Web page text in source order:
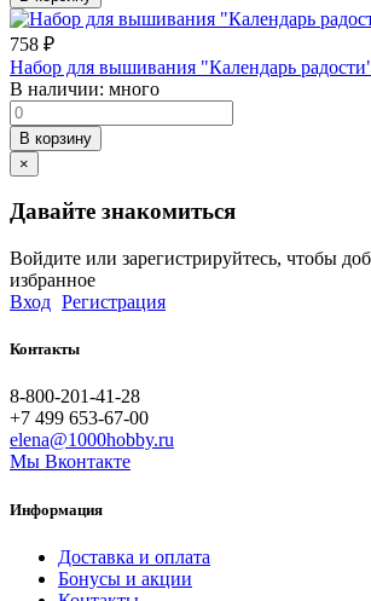
758 ₽
Набор для вышивания "Календарь
В наличии: много
В корзину
×
Давайте знакомиться
Войдите или зарегистрируйтесь, чтобы
избранное
Вход Регистрация
Контакты
8-800-201-41-28
+7 499 653-67-00
elena@1000hobby.ru
Мы Вконтакте
Информация
Доставка и оплата
Бонусы и акции